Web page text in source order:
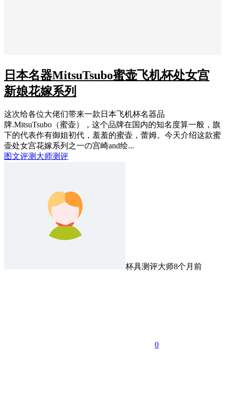
日本名器MitsuTsubo蜜壶飞机杯处女宫
新娘花嫁系列
这次给各位大佬们带来一款日本飞机杯名器品
牌.MitsuTsubo（蜜壶），这个品牌在国内的知名度算一般，旗
下的代表作有御姐初代，羞羞的蜜壶，蕾姆。今天介绍这款蜜
壶处女宫花嫁系列之一の宫崎and绘...
图文评测 大师测评
杯具测评大师8个月前
0